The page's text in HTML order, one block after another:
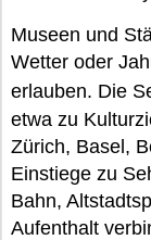
Museen und
Wetter oder
erlauben. Die
etwa zu
Zürich, Basel,
Einstiege zu
Bahn,
Aufenthalt